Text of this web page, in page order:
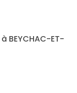
à BEYCHAC-ET-